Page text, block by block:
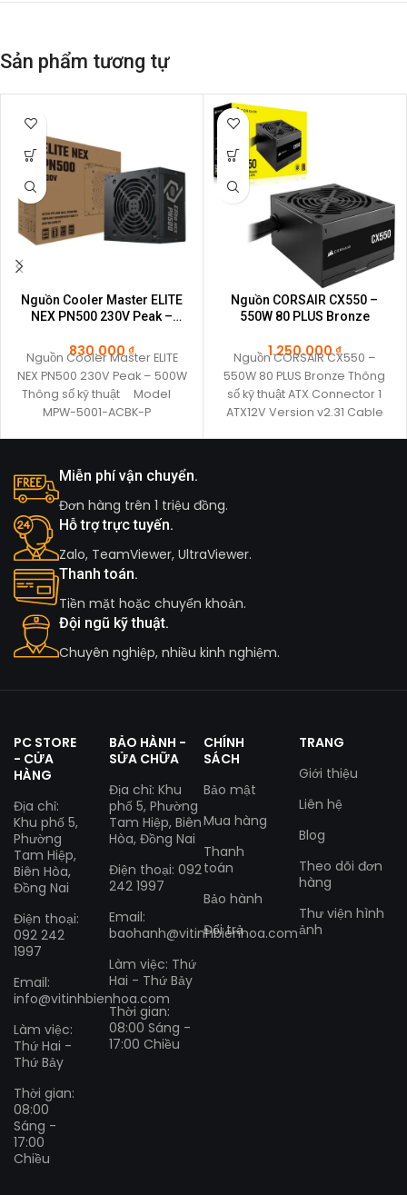
Sản phẩm tương tự
Nguồn Cooler Master ELITE
NEX PN500 230V Peak –
830.000 ₫
Nguồn Cooler Master ELITE
NEX PN500 230V Peak – 500W
Thông số kỹ thuật Model
MPW-5001-ACBK-P
Nguồn CORSAIR CX550 –
550W 80 PLUS Bronze
1.250.000₫
Nguồn CORSAIR CX550 –
550W 80 PLUS Bronze Thông
số kỹ thuật ATX Connector 1
ATX12V Version v2.31 Cable
Miễn phí vận chuyển.
Đơn hàng trên 1 triệu đồng.
Hỗ trợ trực tuyến.
Zalo, TeamViewer, UltraViewer.
Thanh toán.
Tiền mặt hoặc chuyển khoản.
Đội ngũ kỹ thuật.
Chuyên nghiệp, nhiều kinh nghiệm.
PC STORE
- CỬA
HÀNG
Địa chỉ:
Khu phố 5,
Phường
Tam Hiệp,
Biên Hòa,
Đồng Nai
Điện thoại:
092 242
1997
Email:
info@vitinhbienhoa.com
Làm việc:
Thứ Hai -
Thứ Bảy
Thời gian:
08:00
Sáng -
17:00
Chiều
BẢO HÀNH -
SỬA CHỮA
Địa chỉ: Khu
phố 5, Phường
Tam Hiệp, Biên
Hòa, Đồng Nai
Điện thoại: 092
242 1997
Email:
baohanh@vitinhbienhoa.com
Làm việc: Thứ
Hai - Thứ Bảy
Thời gian:
08:00 Sáng -
17:00 Chiều
CHÍNH
SÁCH
Bảo mật
Mua hàng
Thanh
toán
Bảo hành
Đổi trả
TRANG
Giới thiệu
Liên hệ
Blog
Theo dõi đơn
hàng
Thư viện hình
ảnh